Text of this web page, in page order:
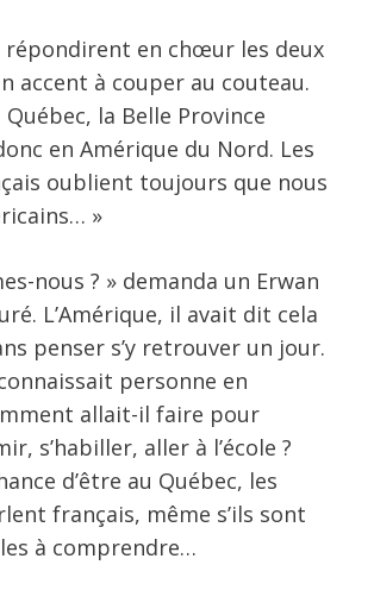
répondirent en chœur les deux
accent à couper au couteau.
Québec, la Belle Province
en Amérique du Nord. Les
oublient toujours que nous
»
nous ? » demanda un Erwan
L’Amérique, il avait dit cela
penser s’y retrouver un jour.
personne en
allait-il faire pour
s’habiller, aller à l’école ?
d’être au Québec, les
français, même s’ils sont
à comprendre…